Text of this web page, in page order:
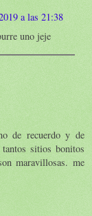
a las 21:38
uno jeje
de recuerdo y de
sitios bonitos
maravillosas. me